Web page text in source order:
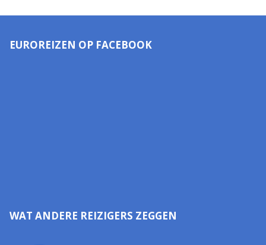
EUROREIZEN OP FACEBOOK
WAT ANDERE REIZIGERS ZEGGEN